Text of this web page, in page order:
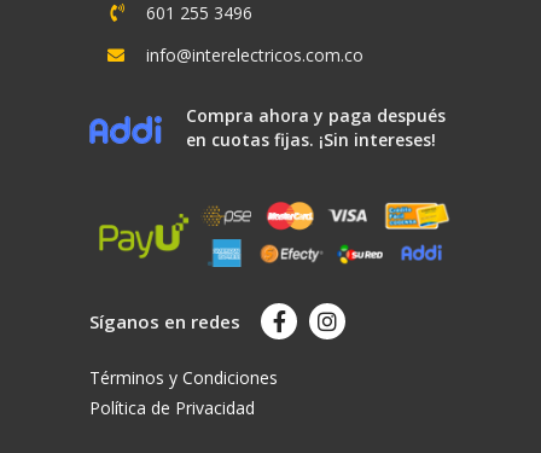
601 255 3496
info@interelectricos.com.co
Compra ahora y paga después
en cuotas fijas. ¡Sin intereses!
Síganos en redes
Términos y Condiciones
Política de Privacidad